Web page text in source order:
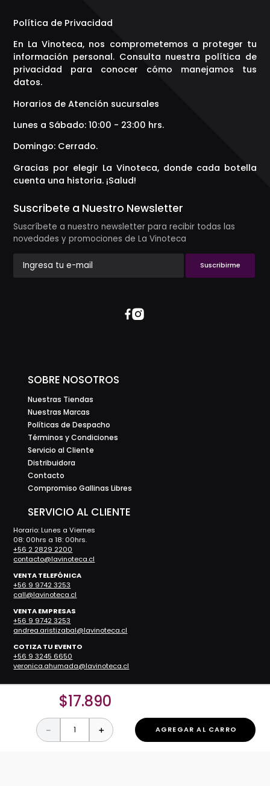
$17.890
＋
－ AGREGAR AL CARRO
Política de Privacidad
En La Vinoteca, nos comprometemos a proteger tu
información personal. Consulta nuestra política de
privacidad para conocer cómo manejamos tus
datos.
Horarios de Atención sucursales
Lunes a Sábado: 10:00 - 23:00 hrs.
Domingo: Cerrado.
Gracias por elegir La Vinoteca, donde cada botella
cuenta una historia. ¡Salud!
Suscribete a Nuestro Newsletter
Suscríbete a nuestro newsletter para recibir todas las
novedades y promociones de La Vinoteca
Suscribirme
SOBRE NOSOTROS
Nuestras Tiendas
Nuestras Marcas
Políticas de Despacho
Términos y Condiciones
Servicio al Cliente
Distribuidora
Contacto
Compromiso Gallinas Libres
SERVICIO AL CLIENTE
Horario: Lunes a Viernes
08: 00hrs a 18: 00hrs.
+56 2 2829 2200
contacto@lavinoteca.cl
VENTA TELEFÓNICA
+56 9 9742 3253
call@lavinoteca.cl
VENTA EMPRESAS
+56 9 9742 3253
andrea.aristizabal@lavinoteca.cl
COTIZA TU EVENTO
+56 9 3245 6650
veronica.ahumada@lavinoteca.cl
RESTAURANTES
Teléfono:
Restaurante ZOCO